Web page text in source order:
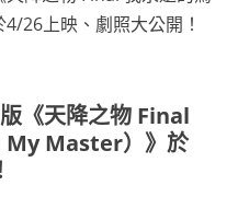
《天降之物 Final
My Master）》於